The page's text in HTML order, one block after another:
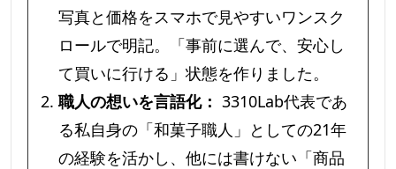
写真と価格をスマホで見やすいワンスク
ロールで明記。「事前に選んで、安心し
て買いに行ける」状態を作りました。
職人の想いを言語化： 3310Lab代表であ
る私自身の「和菓子職人」としての21年
の経験を活かし、他には書けない「商品